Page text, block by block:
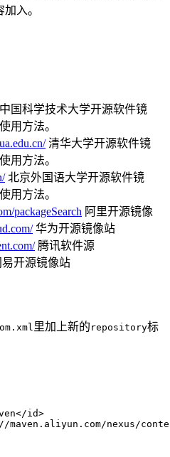
入。
中国科学技术大学开源软件镜
用方法。
清华大学开源软件镜
用方法。
北京外国语大学开源软件镜
用方法。
packageSearch 阿里开源镜像
华为开源镜像站
腾讯软件源
开源镜像站
里加上新的 repository标
</id>
maven.aliyun.com/nexus/